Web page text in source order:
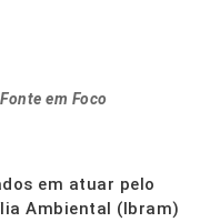
em Foco
em atuar pelo
Ambiental (Ibram)